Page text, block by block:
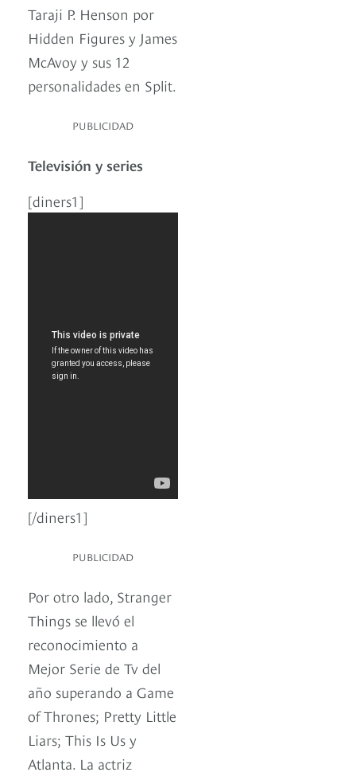
Taraji P. Henson por
Hidden Figures y James
McAvoy y sus 12
personalidades en Split.
PUBLICIDAD
Televisión y series
[diners1]
[/diners1]
PUBLICIDAD
Por otro lado, Stranger
Things se llevó el
reconocimiento a
Mejor Serie de Tv del
año superando a Game
of Thrones; Pretty Little
Liars; This Is Us y
Atlanta. La actriz